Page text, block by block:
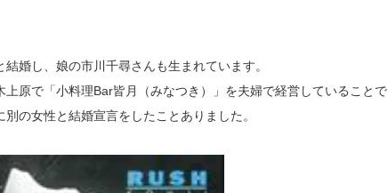
婚し、娘の市川千尋さんも生まれています。
原で「小料理Bar皆月（みなつき）」を夫婦で経営していることで
の女性と結婚宣言をしたことありました。